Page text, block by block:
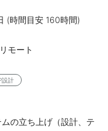
(時間目安 160時間)
モート
設計
の立ち上げ（設計、テ